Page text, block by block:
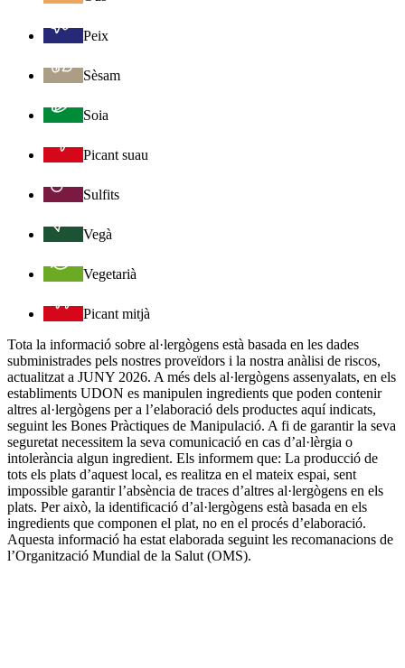
Peix
Sèsam
Soia
Picant suau
Sulfits
Vegà
Vegetarià
Picant mitjà
Tota la informació sobre al·lergògens està basada en les dades
subministrades pels nostres proveïdors i la nostra anàlisi de riscos,
actualitzat a JUNY 2026. A més dels al·lergògens assenyalats, en els
establiments UDON es manipulen ingredients que poden contenir
altres al·lergògens per a l’elaboració dels productes aquí indicats,
seguint les Bones Pràctiques de Manipulació. A fi de garantir la seva
seguretat necessitem la seva comunicació en cas d’al·lèrgia o
intolerància algun ingredient. Els informem que: La producció de
tots els plats d’aquest local, es realitza en el mateix espai, sent
impossible garantir l’absència de traces d’altres al·lergògens en els
plats. Per això, la identificació d’al·lergògens està basada en els
ingredients que componen el plat, no en el procés d’elaboració.
Aquesta informació ha estat elaborada seguint les recomanacions de
l’Organització Mundial de la Salut (OMS).